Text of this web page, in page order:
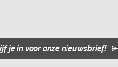
je in voor onze nieuwsbrief!